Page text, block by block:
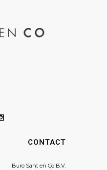
CONTACT
Buro Sant en Co B.V.